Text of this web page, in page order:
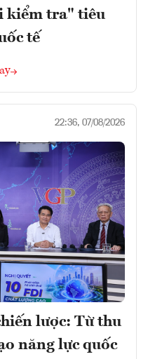
kiểm tra" tiêu
tế
22:36, 07/08/2026
lược: Từ thu
năng lực quốc